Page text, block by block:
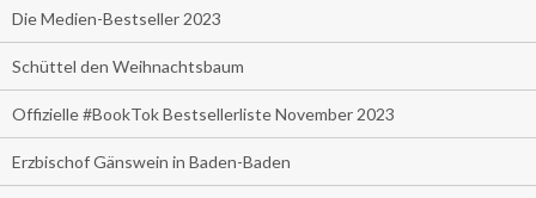
Die Medien-Bestseller 2023
Schüttel den Weihnachtsbaum
Offizielle #BookTok Bestsellerliste November 2023
Erzbischof Gänswein in Baden-Baden